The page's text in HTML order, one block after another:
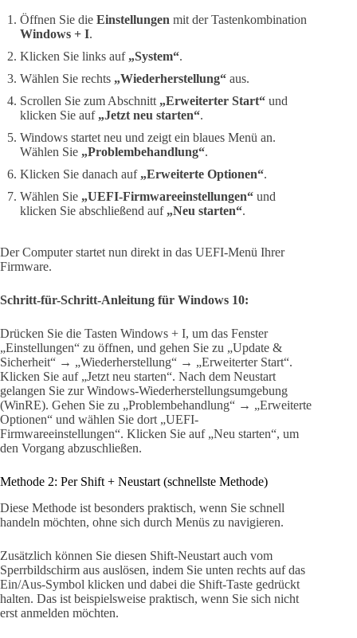
Öffnen Sie die Einstellungen mit der Tastenkombination
Windows + I.
Klicken Sie links auf „System“.
Wählen Sie rechts „Wiederherstellung“ aus.
Scrollen Sie zum Abschnitt „Erweiterter Start“ und
klicken Sie auf „Jetzt neu starten“.
Windows startet neu und zeigt ein blaues Menü an.
Wählen Sie „Problembehandlung“.
Klicken Sie danach auf „Erweiterte Optionen“.
Wählen Sie „UEFI-Firmwareeinstellungen“ und
klicken Sie abschließend auf „Neu starten“.
Der Computer startet nun direkt in das UEFI-Menü Ihrer
Firmware.
Schritt-für-Schritt-Anleitung für Windows 10:
Drücken Sie die Tasten Windows + I, um das Fenster
„Einstellungen“ zu öffnen, und gehen Sie zu „Update &
Sicherheit“ → „Wiederherstellung“ → „Erweiterter Start“.
Klicken Sie auf „Jetzt neu starten“. Nach dem Neustart
gelangen Sie zur Windows-Wiederherstellungsumgebung
(WinRE). Gehen Sie zu „Problembehandlung“ → „Erweiterte
Optionen“ und wählen Sie dort „UEFI-
Firmwareeinstellungen“. Klicken Sie auf „Neu starten“, um
den Vorgang abzuschließen.
Methode 2: Per Shift + Neustart (schnellste Methode)
Diese Methode ist besonders praktisch, wenn Sie schnell
handeln möchten, ohne sich durch Menüs zu navigieren.
Zusätzlich können Sie diesen Shift-Neustart auch vom
Sperrbildschirm aus auslösen, indem Sie unten rechts auf das
Ein/Aus-Symbol klicken und dabei die Shift-Taste gedrückt
halten. Das ist beispielsweise praktisch, wenn Sie sich nicht
erst anmelden möchten.